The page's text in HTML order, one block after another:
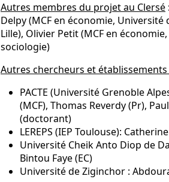
Autres membres du projet au Clersé
Delpy (MCF en économie,
Lille), Olivier Petit (MCF en
sociologie)
Autres chercheurs et
PACTE (Université Grenoble
(MCF), Thomas Reverdy (Pr),
(doctorant)
LEREPS (IEP Toulouse):
Université Cheik Anto Diop de
Bintou Faye (EC)
Université de Ziginchor :